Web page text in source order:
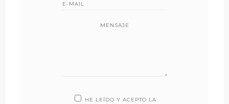
MENSAJE
HE LEÍDO Y ACEPTO LA